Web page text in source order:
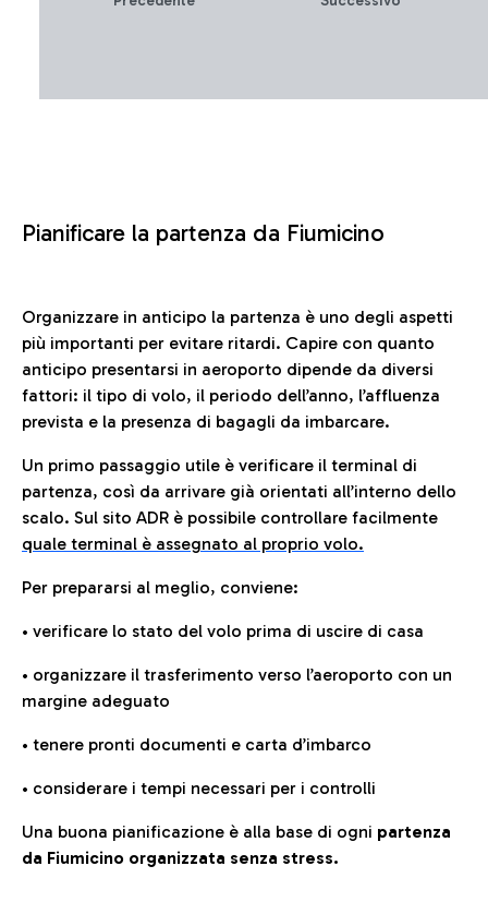
Pianificare la partenza da Fiumicino
Organizzare in anticipo la partenza è uno degli aspetti
più importanti per evitare ritardi. Capire con quanto
anticipo presentarsi in aeroporto dipende da diversi
fattori: il tipo di volo, il periodo dell’anno, l’affluenza
prevista e la presenza di bagagli da imbarcare.
Un primo passaggio utile è verificare il terminal di
partenza, così da arrivare già orientati all’interno dello
scalo. Sul sito ADR è possibile controllare facilmente
quale terminal è assegnato al proprio volo.
Per prepararsi al meglio, conviene:
• verificare lo stato del volo prima di uscire di casa
• organizzare il trasferimento verso l’aeroporto con un
margine adeguato
• tenere pronti documenti e carta d’imbarco
• considerare i tempi necessari per i controlli
Una buona pianificazione è alla base di ogni partenza
da Fiumicino organizzata senza stress.